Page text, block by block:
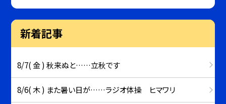
新着記事
8/7( 金 ) 秋来ぬと……立秋です
8/6( 木 ) また暑い日が……ラジオ体操 ヒマワリ